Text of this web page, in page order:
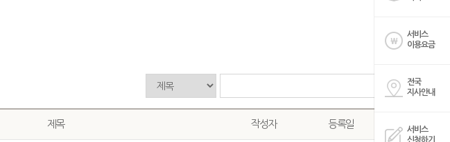
서비스
이용요금
전국
지사안내
서비스
신청하기
제목 작성자 등록일 조회수